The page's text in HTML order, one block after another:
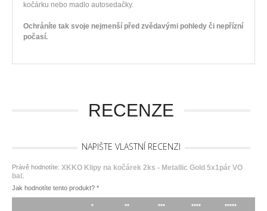
kočárku nebo madlo autosedačky.
Ochráníte tak svoje nejmenší před zvědavými pohledy či nepřízní
počasí.
RECENZE
NAPIŠTE VLASTNÍ RECENZI
Právě hodnotíte: XKKO Klipy na kočárek 2ks - Metallic Gold 5x1pár VO
bal.
Jak hodnotíte tento produkt? *
* ** *** **** *****